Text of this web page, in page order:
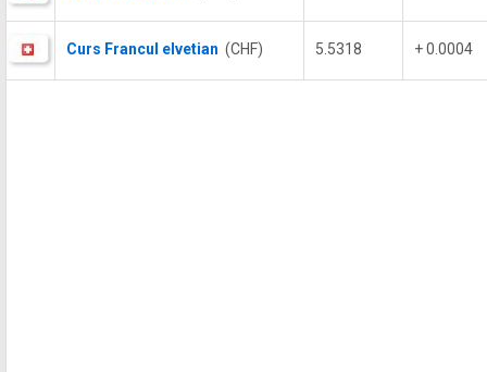
Curs Francul elvetian (CHF) 5.5318 + 0.0004